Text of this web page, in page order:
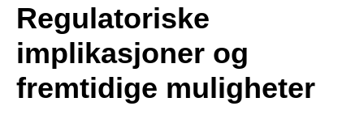
Regulatoriske
implikasjoner og
fremtidige muligheter